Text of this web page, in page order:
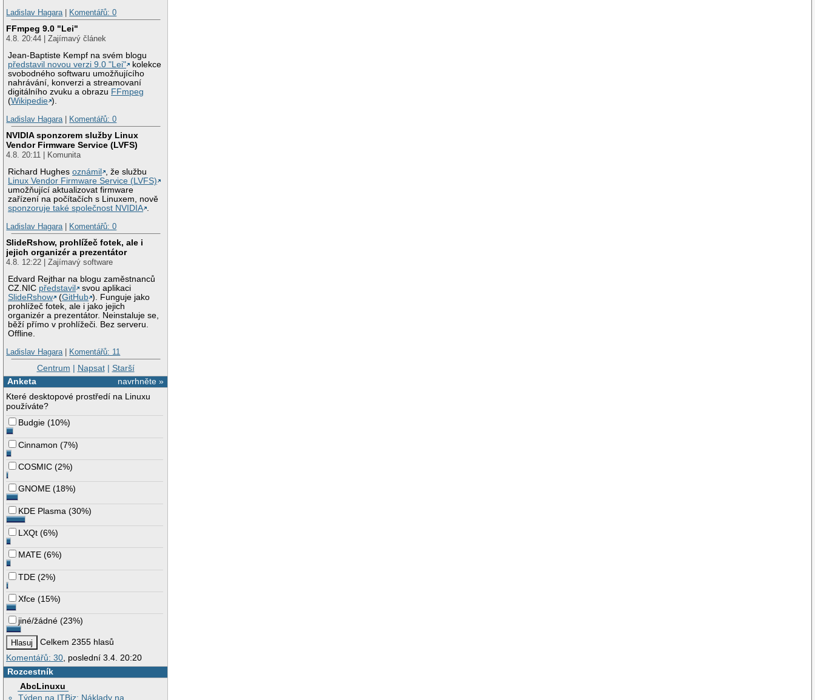
Ladislav Hagara| Komentářů: 0
FFmpeg 9.0 "Lei"
4.8. 20:44 | Zajímavý článek
Jean-Baptiste Kempf na svém blogu
představil novou verzi 9.0 "Lei"
kolekce
svobodného softwaru umožňujícího
nahrávání, konverzi a streamovaní
digitálního zvuku a obrazu FFmpeg
(Wikipedie ).
Ladislav Hagara| Komentářů: 0
NVIDIA sponzorem služby Linux
Vendor Firmware Service (LVFS)
4.8. 20:11 | Komunita
Richard Hughesoznámil
, že službu
Linux Vendor Firmware Service (LVFS)
umožňující aktualizovat firmware
zařízení na počítačích s Linuxem, nově
sponzoruje také společnost NVIDIA .
Ladislav Hagara| Komentářů: 0
SlideRshow, prohlížeč fotek, ale i
jejich organizér a prezentátor
4.8. 12:22 | Zajímavý software
Edvard Rejthar na blogu zaměstnanců
CZ.NIC představil
svou aplikaci
SlideRshow
(GitHub ). Funguje jako
prohlížeč fotek, ale i jako jejich
organizér a prezentátor. Neinstaluje se,
běží přímo v prohlížeči. Bez serveru.
Offline.
Ladislav Hagara| Komentářů: 11
Centrum | Napsat| Starší
navrhněte »
Anketa
Které desktopové prostředí na Linuxu
používáte?
Budgie (10%)
Cinnamon (7%)
COSMIC (2%)
GNOME (18%)
KDE Plasma (30%)
LXQt (6%)
MATE (6%)
TDE (2%)
Xfce (15%)
jiné/žádné (23%)
Celkem 2355 hlasů
Komentářů: 30 , poslední 3.4. 20:20
Rozcestník
AbcLinuxu
Týden na ITBiz: Náklady na